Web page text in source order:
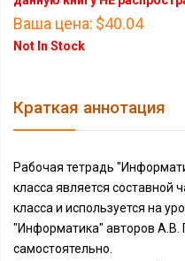
Ваша цена: $40.04
Not In Stock
Краткая аннотация
Рабочая тетрадь
класса является
класса и используется на
"Информатика" авторов А.В.
самостоятельно.